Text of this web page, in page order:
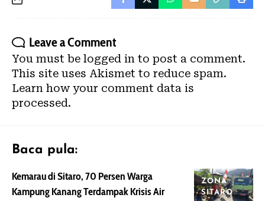
Leave a Comment
You must be logged in to post a comment.
This site uses Akismet to reduce spam.
Learn how your comment data is
processed.
Baca pula:
ZONA
SITARO
Kemarau di Sitaro, 70 Persen Warga
Kampung Kanang Terdampak Krisis Air